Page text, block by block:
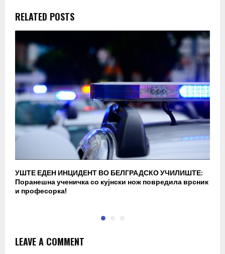
RELATED POSTS
УШТЕ ЕДЕН ИНЦИДЕНТ ВО БЕЛГРАДСКО УЧИЛИШТЕ:
Поранешна ученичка со кујнски нож повредила врсник
и професорка!
LEAVE A COMMENT